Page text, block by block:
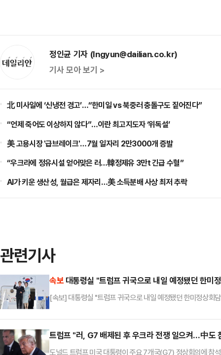
정인균 기자 (Ingyun@dailian.co.kr)
기사 모아 보기 >
北 미사일에 ‘신냉전 경고’…“한미일 vs 북중러 충돌구도 짙어진다”
“언제 죽어도 이상하지 않다”…이란 최고지도자 ‘위독설’
美 고용시장 '급브레이크'…7월 일자리 2만3000개 증발
“우크라에 정유시설 얻어맞은 러…韓정제유 3만t 긴급 수혈”
AI가 키운 생산성, 월급은 제자리…美 소득분배 사상 최저 추락
관련기사
속보대통령실 "트럼프 귀국으로 내일 예정됐던 한미
[속보] 대통령실 "트럼프 귀국으로 내일 예정됐던 한미정상회
트럼프 "러, G7 배제된 후 우크라 전쟁 일으켜…中도
도널드 트럼프 미국 대통령이 주요 7개국(G7) 정상회의에 참